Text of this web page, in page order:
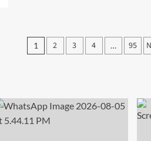
Posts
1 2 3 4 … 95